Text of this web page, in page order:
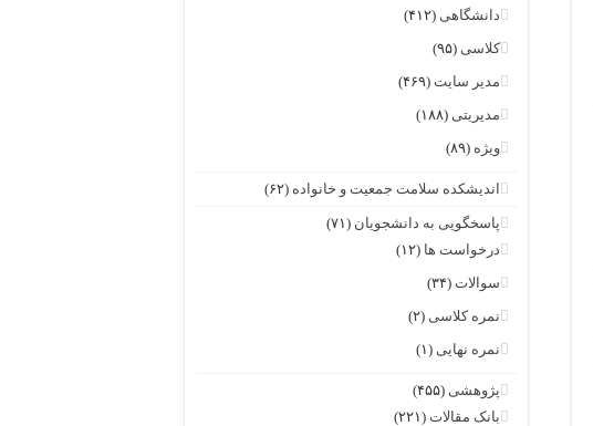
دانشگاهی (۴۱۲)
کلاسی (۹۵)
مدیر سایت(۴۶۹)
مدیریتی (۱۸۸)
ویژه (۸۹)
اندیشکده سلامت جمعیت و خانواده (۶۲)
پاسخگویی به دانشجویان (۷۱)
درخواست ها (۱۲)
سوالات(۳۴)
نمره کلاسی (۲)
نمره نهایی (۱)
پژوهشی (۴۵۵)
بانک مقالات(۲۲۱)